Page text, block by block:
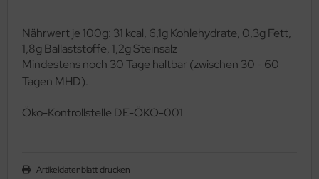
Nährwert je 100g: 31 kcal, 6,1g Kohlehydrate, 0,3g Fett,
1,8g Ballaststoffe, 1,2g Steinsalz
Mindestens noch 30 Tage haltbar (zwischen 30 - 60
Tagen MHD).
Öko-Kontrollstelle DE-ÖKO-001
Artikeldatenblatt drucken